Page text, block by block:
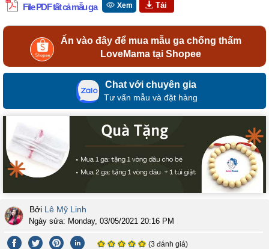
File PDF tất cả mẫu ga Xem
Ấn vào đây để mua mẫu ga chống thấm
LoveMama tại Shopee
Chat với chuyên gia
Tư vấn mẫu và đặt hàng
Bởi Lê Mỹ Linh
Ngày sửa: Monday, 03/05/2021 20:16 PM
(3 đánh giá)